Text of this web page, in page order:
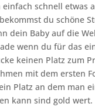
schnell etwas
du schöne
dein Baby auf die
wenn du für das
keinen Platz zum
mit dem ersten
Platz an dem man
kann sind gold wert.